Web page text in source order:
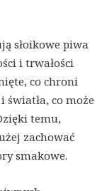
słoikowe piwa
i trwałości
co chroni
światła, co może
temu,
zachować
smakowe.